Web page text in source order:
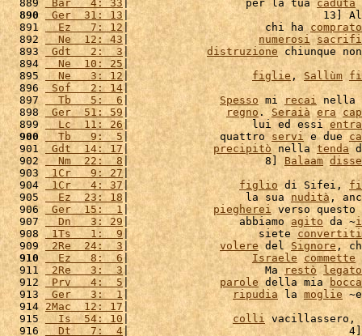
  889
Bar   4: 33 |                  per la tua caduta
  890
Ger  31: 13 |                              13]
  891
  Ez   7: 12
|                     chi ha comprato
  892
  Ne  12: 43
| numerosi
  893
Gdt   2:  3| distruzione chiunque
  894
  Ne  10: 25
|
  895
  Ne   3: 12
| figlie , Sallùm
  896
Sof   2: 14|
  897
  Tb   5:  6
| Spesso mi recai nella
  898
Ger  51: 59 | regno . Seraià era
  899
  Lc  11: 26
|                   lui ed essi
  900
  Tb   9:  5
|              quattro servi e due
  901
Gdt  14: 17 | precipitò nella tenda
  902
  Nm  22:  8
|                     8] Balaam disse
  903
1Cr   9: 27 |
  904
1Cr   4: 37 | figlio di Sifei,
  905
  Ez  23: 18
|                  la sua nudità ,
  906
Ger  15:  1 | piegherei verso questo
  907
  Dn   3: 29
|                 abbiamo agito da ~
  908
1Ts   1:  9 |                    siete convertiti
  909
2Re  24:  3| volere del Signore,
  910
  Ez   8:  6
| Israele commette
  911
2Re   3:  3|                     Ma restò
legato
  912
Prv   4:  5 | parole della mia bocca
  913
Ger   3:  1 | ripudia la moglie
  914
2Mac  12: 17 |
  915
  Is  54: 10
| colli vacillassero,
  916
  Dt   7:  4
|                                  4]